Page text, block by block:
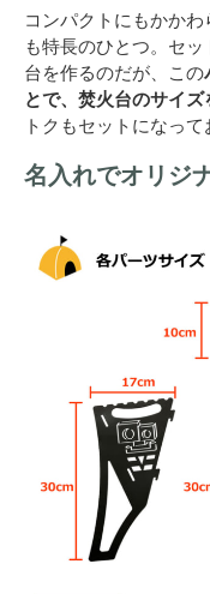
コンパクトにもかか
も特長のひとつ。セ
台を作るのだが、この
とで、焚火台のサイ
トクもセットになっ
名入れでオリジ